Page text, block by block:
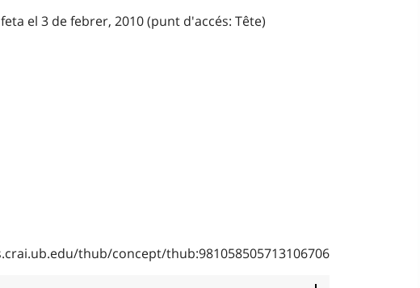
el 3 de febrer, 2010 (punt d'accés: Tête)
thub/concept/thub:981058505713106706